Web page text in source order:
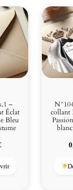
–
Éclat
Bleu
collant